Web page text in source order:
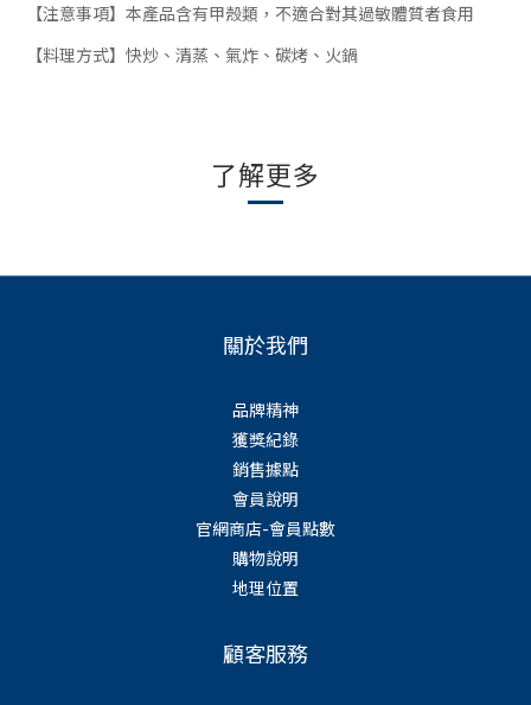
【注意事項】本產品含有甲殼類，不適合對其過敏體質者食用
【料理方式】快炒、清蒸、氣炸、碳烤、火鍋
了解更多
關於我們
品牌精神
獲獎紀錄
銷售據點
會員說明
官網商店-會員點數
購物說明
地理位置
顧客服務